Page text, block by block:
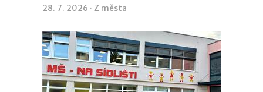
28. 7. 2026 · Z města